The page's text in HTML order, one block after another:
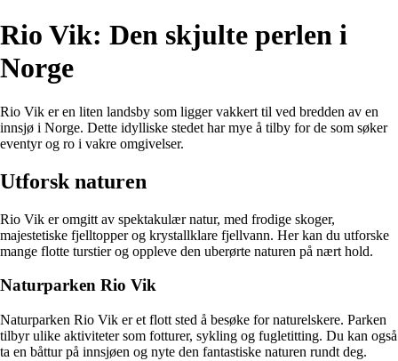
Rio Vik: Den skjulte perlen i
Norge
Rio Vik er en liten landsby som ligger vakkert til ved bredden av en
innsjø i Norge. Dette idylliske stedet har mye å tilby for de som søker
eventyr og ro i vakre omgivelser.
Utforsk naturen
Rio Vik er omgitt av spektakulær natur, med frodige skoger,
majestetiske fjelltopper og krystallklare fjellvann. Her kan du utforske
mange flotte turstier og oppleve den uberørte naturen på nært hold.
Naturparken Rio Vik
Naturparken Rio Vik er et flott sted å besøke for naturelskere. Parken
tilbyr ulike aktiviteter som fotturer, sykling og fugletitting. Du kan også
ta en båttur på innsjøen og nyte den fantastiske naturen rundt deg.